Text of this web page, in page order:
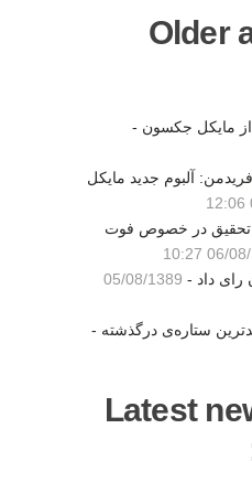
Older
از مایکل جکسون -
آلبوم جدید مایکل
تحقیق در خصوص فوت
06/08/
رای داد - 05/08/1389
ستاره‌‌ی درگذشته -
Latest